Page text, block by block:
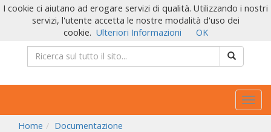
Home
Documentazione
I cookie ci aiutano ad erogare servizi di qualità. Utilizzando i nostri
servizi, l'utente accetta le nostre modalità d'uso dei
cookie. Ulteriori Informazioni OK